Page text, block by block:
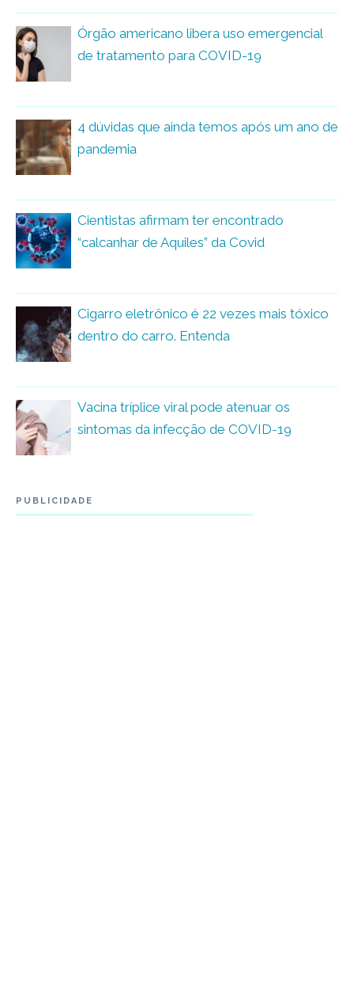
Órgão americano libera uso emergencial
de tratamento para COVID-19
4 dúvidas que ainda temos após um ano de
pandemia
Cientistas afirmam ter encontrado
“calcanhar de Aquiles” da Covid
Cigarro eletrônico é 22 vezes mais tóxico
dentro do carro. Entenda
Vacina tríplice viral pode atenuar os
sintomas da infecção de COVID-19
PUBLICIDADE